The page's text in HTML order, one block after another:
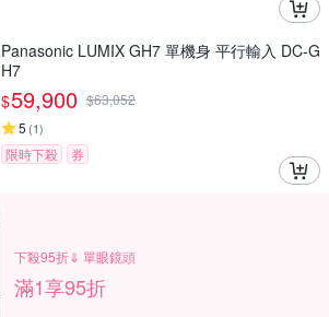
Panasonic LUMIX GH7 單機身 平行輸入 DC-G
H7
$59,900 $63,052
5 (1)
限時下殺 券
下殺95折⇓ 單眼鏡頭
滿1享95折